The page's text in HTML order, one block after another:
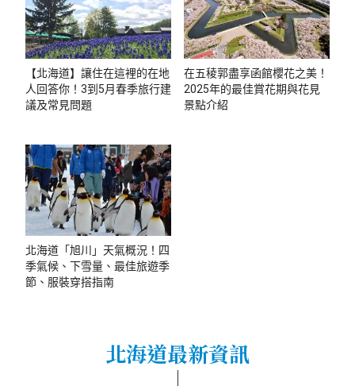
【北海道】讓住在這裡的在地
人回答你！3到5月春季旅行建
議及常見問題
在五稜郭盡享函館櫻花之美！
2025年的最佳賞花期與花見
景點介紹
北海道「旭川」天氣概況！四
季氣候、下雪量、最佳旅遊季
節、服裝穿搭指南
北海道最新資訊